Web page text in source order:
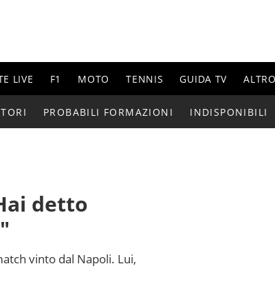
LIVE F1 MOTO TENNIS GUIDA TV ALTRO
PROBABILI FORMAZIONI INDISPONIBILI
detto
vinto dal Napoli. Lui,